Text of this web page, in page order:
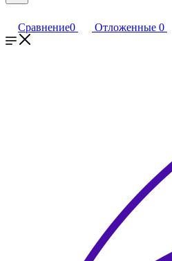
Сравнение0 Отложенные 0